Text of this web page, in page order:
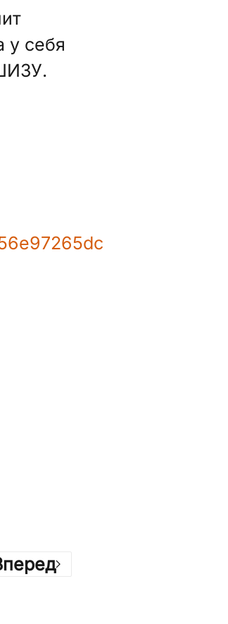
у себя